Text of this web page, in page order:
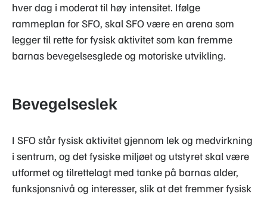
hver dag i moderat til høy intensitet. Ifølge
rammeplan for SFO, skal SFO være en arena som
legger til rette for fysisk aktivitet som kan fremme
barnas bevegelsesglede og motoriske utvikling.
Bevegelseslek
I SFO står fysisk aktivitet gjennom lek og medvirkning
i sentrum, og det fysiske miljøet og utstyret skal være
utformet og tilrettelagt med tanke på barnas alder,
funksjonsnivå og interesser, slik at det fremmer fysisk